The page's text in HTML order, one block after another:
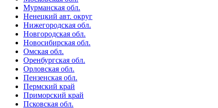
Мурманская обл.
Ненецкий авт. округ
Нижегородская обл.
Новгородская обл.
Новосибирская обл.
Омская обл.
Оренбургская обл.
Орловская обл.
Пензенская обл.
Пермский край
Приморский край
Псковская обл.